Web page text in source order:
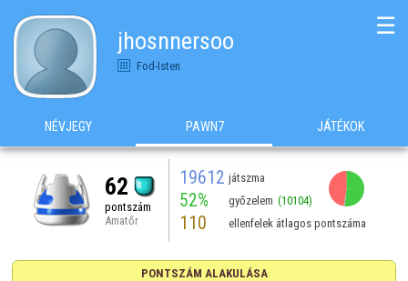
jhosnnersoo
Fod-Isten
☰
NÉVJEGY PAWN7 JÁTÉKOK
62
pontszám
Amatőr
19612 játszma
52% győzelem (10104)
110 ellenfelek átlagos pontszáma
PONTSZÁM ALAKULÁSA